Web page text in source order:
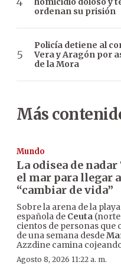
ordenan su prisión
Policía detiene al
Vera y Aragón por
de la Mora
Más
Mundo
La odisea de nadar
el mar para llegar
“cambiar de vida”
Sobre la arena de la
española de Ceuta
cientos de personas que
de una semana desde
Azzdine camina
Agosto 8, 2026 11:22 a. m.